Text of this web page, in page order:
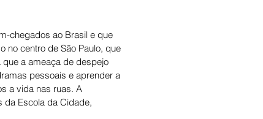
chegados ao Brasil e que
no centro de São Paulo, que
a ameaça de despejo
pessoais e aprender a
a vida nas ruas. A
da Escola da Cidade,